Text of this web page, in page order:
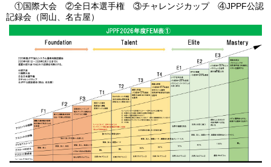
①国際大会 ②全日本選手権 ③チャレンジカップ ④JPPF公認
記録会（岡山、名古屋）